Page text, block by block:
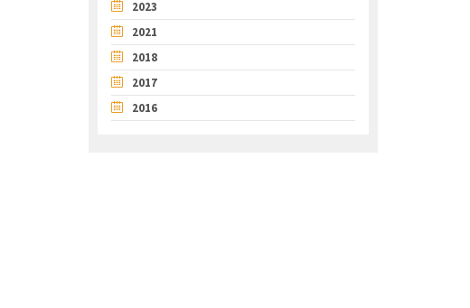
2023
2021
2018
2017
2016